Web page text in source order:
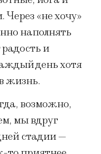
«не хочу»
наполнять
радость и
день хотя
жизнь.
возможно,
мы вдруг
стадии —